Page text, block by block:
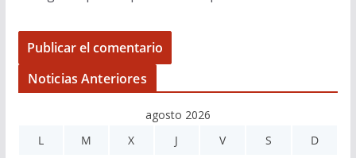
Noticias Anteriores
agosto 2026
L
M X J V S D